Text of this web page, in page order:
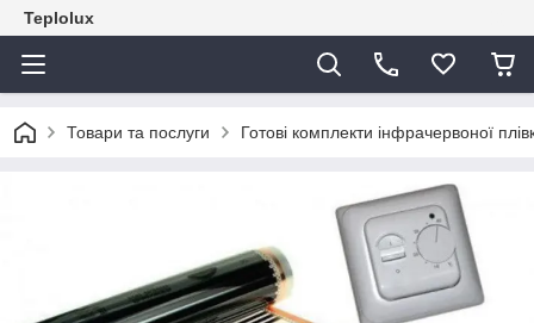
Teplolux
Товари та послуги Готові комплекти інфрачервоної